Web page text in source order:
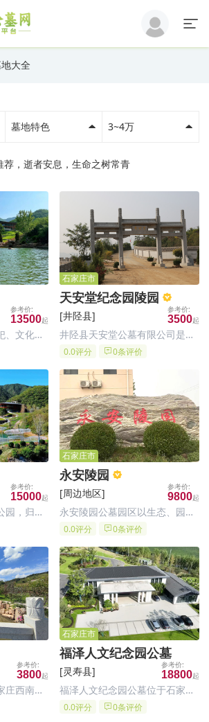
大全
墓地特色 3~4万
荐，逝者安息，生命之树常青
13500
、文化、
，主要
服务中
目依循地
石家庄市
天安堂纪念园陵园
[井陉县] 3500
井陉县天安堂公墓有限公司是经
石家庄市民政厅批准，由井陉县
经营性园林化经典公墓，石家庄
天安堂纪念园陵园坐落于距石家
庄市17公里处石家庄动物园西南
方，大寨山脚下的坐北朝南向阳
楼
0.0评分 0条评价
15000
园，归属
限公
坐落于
，是集生
、墓葬等
公园。
石家庄市
永安陵园
[周边地区] 9800
永安陵园公墓园区以生态、园
林、艺术为建园宗旨，努力打造
游胜地、艺术天地、教育基地于
一身的现代化人文纪念公园。
0.0评分 0条评价
3800
庄西南元
氏县烈
石家庄市
福泽人文纪念园公墓
[灵寿县] 18800
福泽人文纪念园公墓位于石家庄
市灵寿县陈庄镇朱家背大队后花
0.0评分 0条评价